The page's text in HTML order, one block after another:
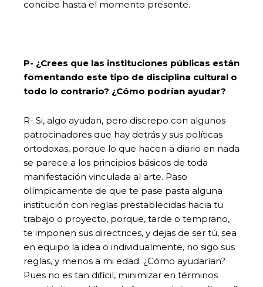
concibe hasta el momento presente.
P- ¿Crees que las instituciones públicas están
fomentando este tipo de disciplina cultural o
todo lo contrario? ¿Cómo podrían ayudar?
R- Si, algo ayudan, pero discrepo con algunos
patrocinadores que hay detrás y sus políticas
ortodoxas, porque lo que hacen a diario en nada
se parece a los principios básicos de toda
manifestación vinculada al arte. Paso
olímpicamente de que te pase pasta alguna
institución con reglas prestablecidas hacia tu
trabajo o proyecto, porque, tarde o temprano,
te imponen sus directrices, y dejas de ser tú, sea
en equipo la idea o individualmente, no sigo sus
reglas, y menos a mi edad. ¿Cómo ayudarían?
Pues no es tan difícil, minimizar en términos